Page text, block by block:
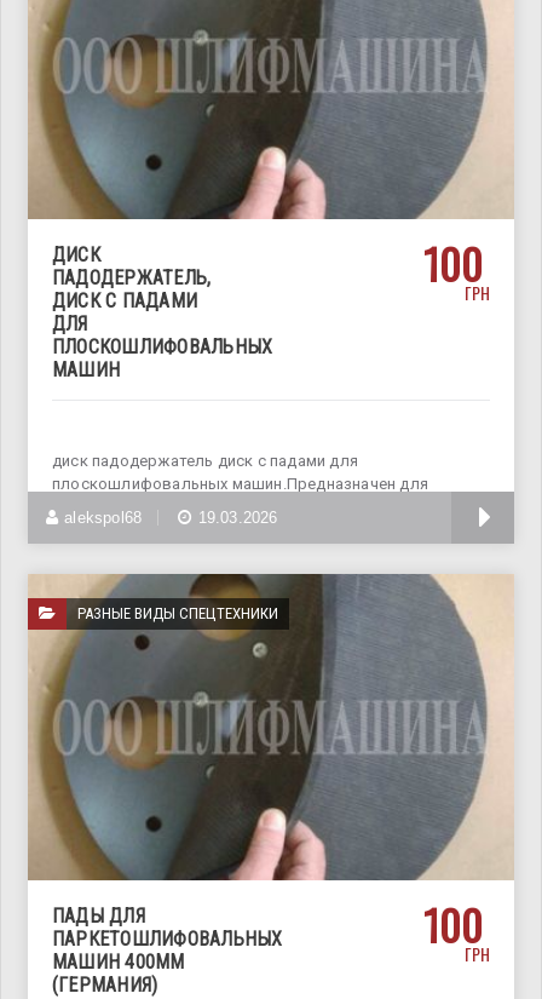
ДИСК
ПАДОДЕРЖАТЕЛЬ,
ДИСК С ПАДАМИ
ДЛЯ
ПЛОСКОШЛИФОВАЛЬНЫХ
МАШИН
100
ГРН
диск падодержатель диск с падами для
плоскошлифовальных машин.Предназначен для
нанесения
alekspol68 19.03.2026
РАЗНЫЕ ВИДЫ СПЕЦТЕХНИКИ
ПАДЫ ДЛЯ
ПАРКЕТОШЛИФОВАЛЬНЫХ
МАШИН 400ММ
(ГЕРМАНИЯ)
100
ГРН